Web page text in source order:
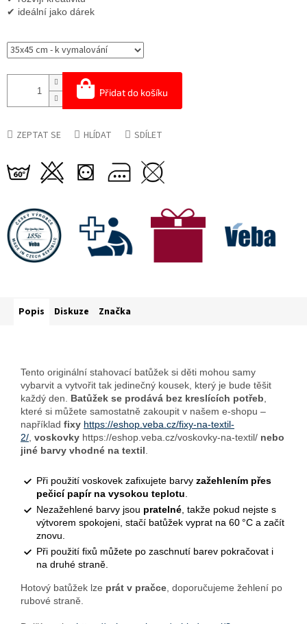
Přidat do košíku
✔ ideální jako dárek
ZEPTAT SE HLÍDAT SDÍLET
Popis Diskuze Značka
Tento originální stahovací batůžek si děti mohou samy
vybarvit a vytvořit tak jedinečný kousek, který je bude těšit
každý den. Batůžek se prodává bez kreslících potřeb,
které si můžete samostatně zakoupit v našem e-shopu –
například fixy https://eshop.veba.cz/fixy-na-textil-
2/, voskovky https://eshop.veba.cz/voskovky-na-textil/ nebo
jiné barvy vhodné na textil.
Při použití voskovek zafixujete barvy zažehlením přes
pečicí papír na vysokou teplotu.
Nezažehlené barvy jsou pratelné, takže pokud nejste s
výtvorem spokojeni, stačí batůžek vyprat na 60 °C a začít
znovu.
Při použití fixů můžete po zaschnutí barev pokračovat i
na druhé straně.
Hotový batůžek lze prát v pračce, doporučujeme žehlení po
rubové straně.